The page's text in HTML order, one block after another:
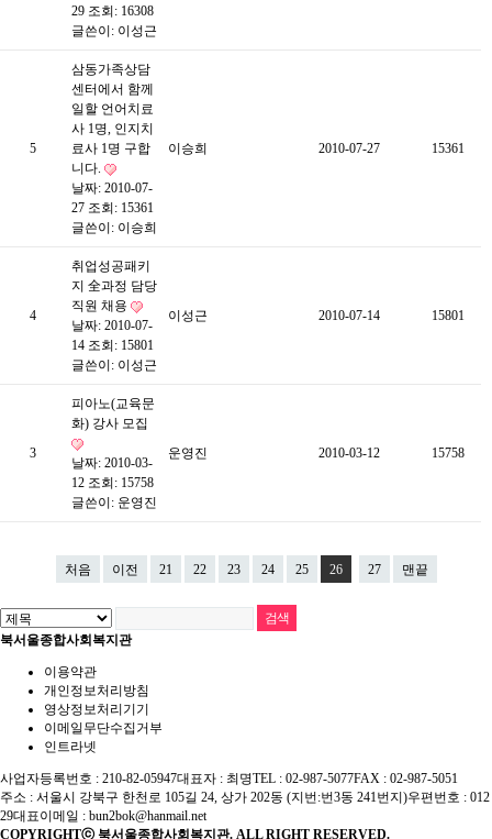
29 조회: 16308
글쓴이: 이성근
5
삼동가족상담
센터에서 함께
일할 언어치료
사 1명, 인지치
료사 1명 구합
니다.
날짜: 2010-07-
27 조회: 15361
글쓴이: 이승희
이승희 2010-07-27 15361
4
취업성공패키
지 全과정 담당
직원 채용
날짜: 2010-07-
14 조회: 15801
글쓴이: 이성근
이성근 2010-07-14 15801
3
피아노(교육문
화) 강사 모집
날짜: 2010-03-
12 조회: 15758
글쓴이: 운영진
운영진 2010-03-12 15758
처음 이전 21 22 23 24 25 26 27 맨끝
북서울종합사회복지관
이용약관
개인정보처리방침
영상정보처리기기
이메일무단수집거부
인트라넷
사업자등록번호 : 210-82-05947대표자 : 최명TEL : 02-987-5077FAX : 02-987-5051
주소 : 서울시 강북구 한천로 105길 24, 상가 202동 (지번:번3동 241번지)우편번호 : 012
29대표이메일 : bun2bok@hanmail.net
COPYRIGHTⓒ 북서울종합사회복지관. ALL RIGHT RESERVED.